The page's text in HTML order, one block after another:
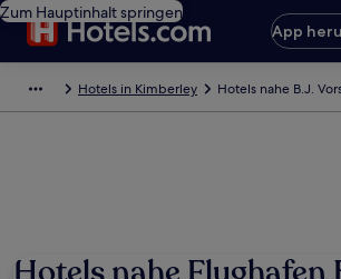
Zum Hauptinhalt springen
App
Hotels in Kimberley Hotels nahe B.J.